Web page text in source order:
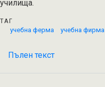
училища.
ТАГ
учебна ферма
учебна фирма
Пълен текст